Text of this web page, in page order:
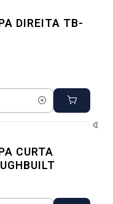
DIREITA TB-
CURTA